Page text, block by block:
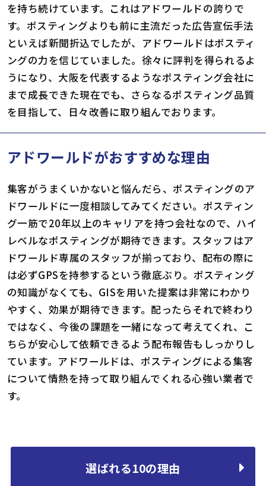
を持ち続けています。これはアドワールドの誇りで
す。ポスティングよりも前に主流だった広告宣伝手法
といえば新聞折込でしたが、アドワールドはポスティ
ングの力を信じていました。徐々に評判を得られるよ
うになり、大阪を代表するようなポスティング会社に
まで成長できた現在でも、さらなるポスティング品質
を目指して、日々改善に取り組んでおります。
アドワールドがおすすめな理由
集客がうまくいかないと悩んだら、ポスティングのア
ドワールドに一度相談してみてください。ポスティン
グ一筋で20年以上のキャリアを持つ会社なので、ハイ
レベルなポスティングが期待できます。スタッフはア
ドワールド専属のスタッフが揃っており、配布の際に
は必ずGPSを持参するという徹底ぶり。ポスティング
の知識がなくても、GISを用いた提案は非常にわかり
やすく、効果が期待できます。配ったらそれで終わり
ではなく、今後の課題を一緒になって考えてくれ、こ
ちらが安心して依頼できるよう配布報告もしっかりし
ています。アドワールドは、ポスティングによる集客
について情熱を持って取り組んでくれる心強い業者で
す。
選ばれる10の理由